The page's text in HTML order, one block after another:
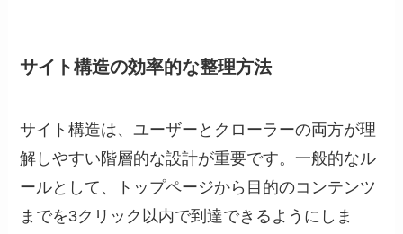
サイト構造の効率的な整理方法
サイト構造は、ユーザーとクローラーの両方が理
解しやすい階層的な設計が重要です。一般的なル
ールとして、トップページから目的のコンテンツ
までを3クリック以内で到達できるようにしま